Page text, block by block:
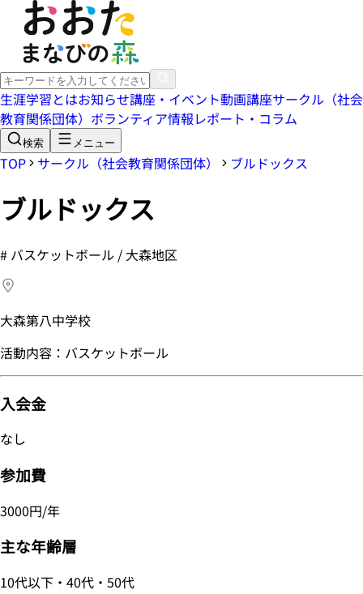
生涯学習とはお知らせ講座・イベント動画講座サークル（社会
教育関係団体） ボランティア情報レポート・コラム
検索 メニュー
TOP サークル（社会教育関係団体） ブルドックス
ブルドックス
# バスケットボール / 大森地区
大森第八中学校
活動内容：バスケットボール
入会金
なし
参加費
3000円/年
主な年齢層
10代以下・40代・50代